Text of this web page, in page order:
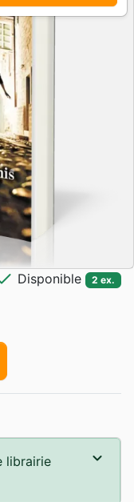
Disponible 2 ex.
librairie